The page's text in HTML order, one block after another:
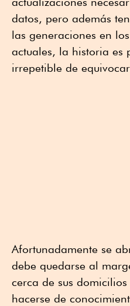
datos, pero además
las generaciones en
actuales, la historia es
irrepetible de
Afortunadamente se
debe quedarse al
cerca de sus
hacerse de